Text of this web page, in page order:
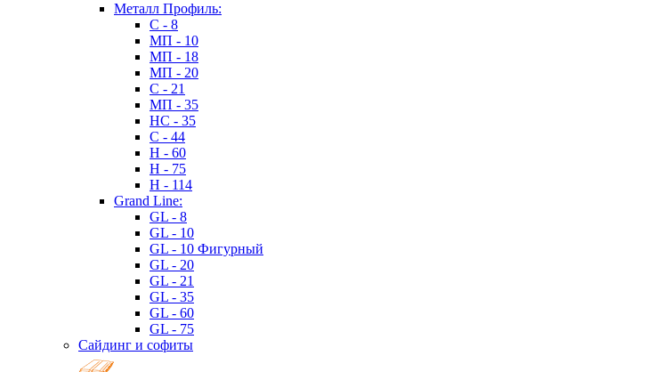
Металл Профиль:
C - 8
МП - 10
МП - 18
МП - 20
C - 21
МП - 35
HC - 35
C - 44
H - 60
H - 75
H - 114
Grand Line:
GL - 8
GL - 10
GL - 10 Фигурный
GL - 20
GL - 21
GL - 35
GL - 60
GL - 75
Сайдинг и софиты